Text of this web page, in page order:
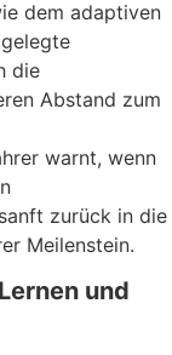
dem adaptiven
die
Abstand zum
warnt, wenn
zurück in die
Meilenstein.
und